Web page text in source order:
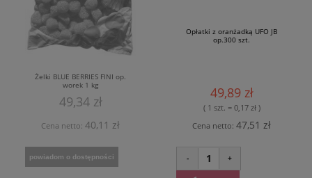
Żelki BLUE BERRIES FINI op.
worek 1 kg
49,34 zł
Cena netto: 40,11 zł
powiadom o dostępności
Opłatki z oranżadką UFO JB
op.300 szt.
49,89 zł
( 1 szt. = 0,17 zł )
Cena netto: 47,51 zł
- 1 +